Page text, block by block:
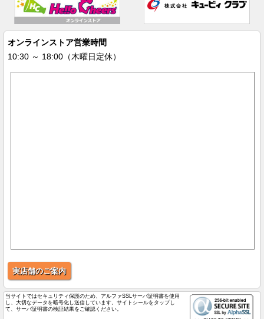
オンラインストア営業時間
10:30 ～ 18:00（木曜日定休）
実店舗のご案内
当サイトではセキュリティ保護のため、アルファSSLサーバ証明書を使用
し、大切なデータを暗号化し送信しています。サイトシールをタップし
て、サーバ証明書の検証結果をご確認ください。